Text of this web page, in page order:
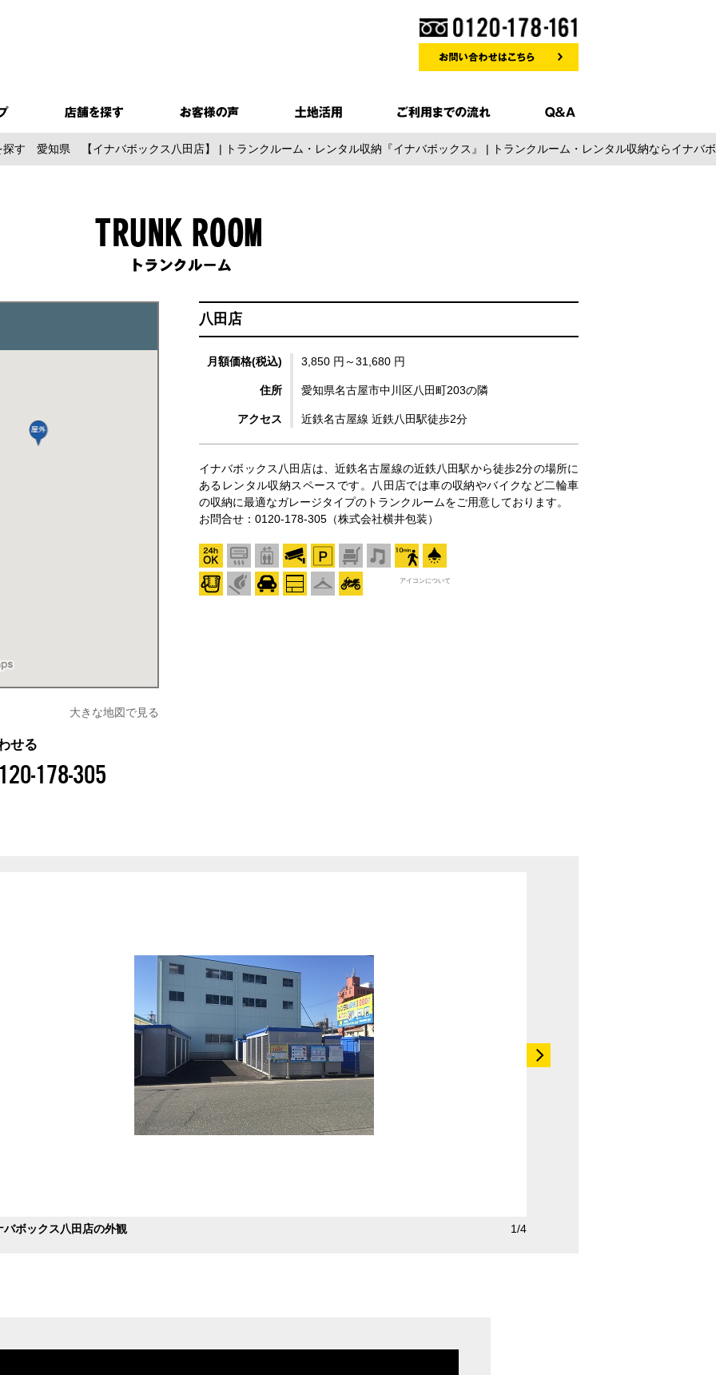
探す 愛知県 【イナバボックス八田店】 | トランクルーム・レンタル収納『イナバボックス』 | トランクルーム・レンタル収納ならイナバ
八田店
月額価格(税込) 3,850 円～31,680 円
住所 愛知県名古屋市中川区八田町203の隣
アクセス 近鉄名古屋線 近鉄八田駅徒歩2分
イナバボックス八田店は、近鉄名古屋線の近鉄八田駅から徒歩2分の場所に
あるレンタル収納スペースです。八田店では車の収納やバイクなど二輪車
の収納に最適なガレージタイプのトランクルームをご用意しております。
お問合せ：0120-178-305（株式会社横井包装）
アイコンについて
大きな地図で見る
せる
178-305
ッタータイプ 2/4